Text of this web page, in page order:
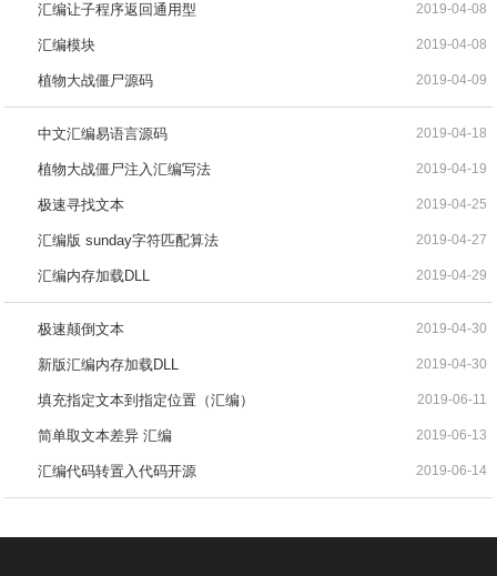
汇编让子程序返回通用型 2019-04-08
汇编模块 2019-04-08
植物大战僵尸源码 2019-04-09
中文汇编易语言源码 2019-04-18
植物大战僵尸注入汇编写法 2019-04-19
极速寻找文本 2019-04-25
汇编版 sunday字符匹配算法 2019-04-27
汇编内存加载DLL 2019-04-29
极速颠倒文本 2019-04-30
新版汇编内存加载DLL 2019-04-30
填充指定文本到指定位置（汇编） 2019-06-11
简单取文本差异 汇编 2019-06-13
汇编代码转置入代码开源 2019-06-14